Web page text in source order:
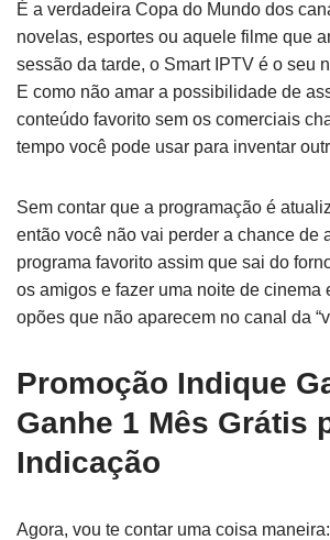
É a verdadeira Copa do Mundo dos
novelas, esportes ou aquele filme que
sessão da tarde, o Smart IPTV é o seu
E como não amar a possibilidade de
conteúdo favorito sem os comerciais
tempo você pode usar para inventar
Sem contar que a programação é
então você não vai perder a chance de
programa favorito assim que sai do
os amigos e fazer uma noite de cinema
opões que não aparecem no canal da
Promoção Indique
Ganhe 1 Mês Grátis
Indicação
Agora, vou te contar uma coisa